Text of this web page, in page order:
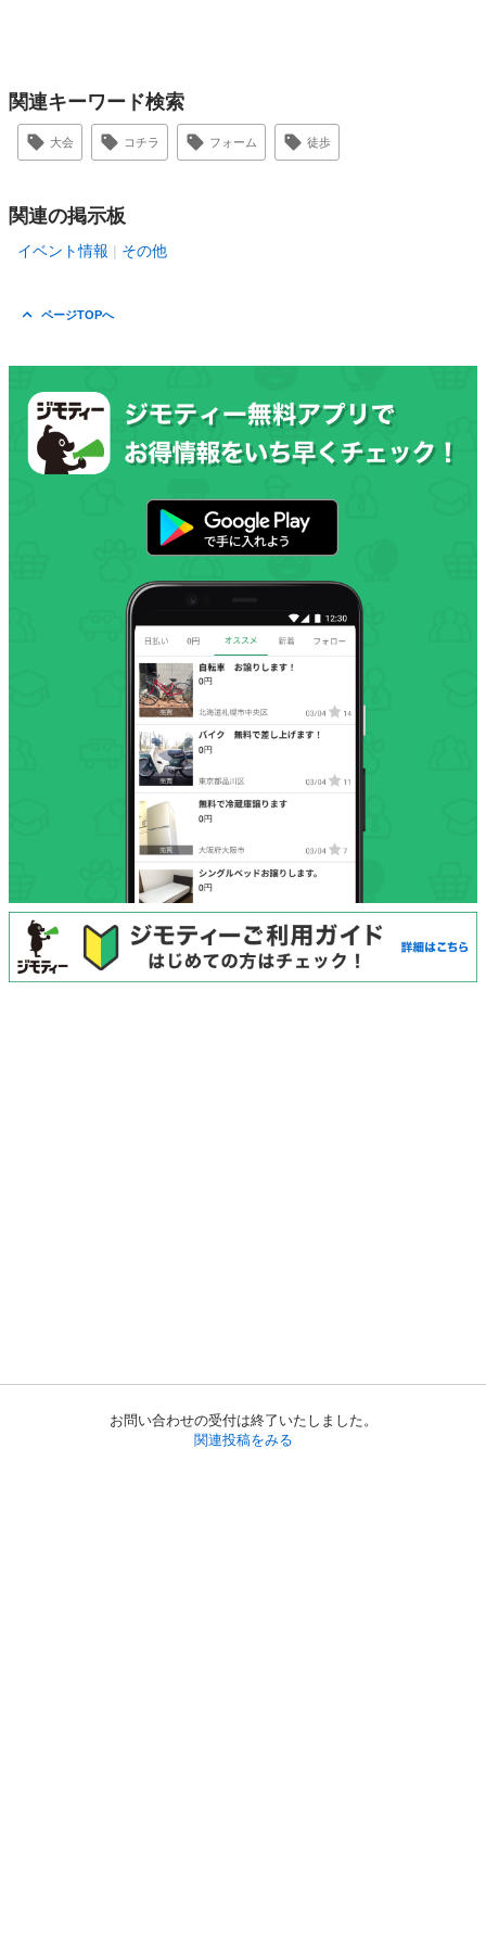
お問い合わせの受付は終了いたしました。
関連投稿をみる
関連キーワード検索
大会 コチラ フォーム 徒歩
関連の掲示板
イベント情報 その他
ページTOPへ